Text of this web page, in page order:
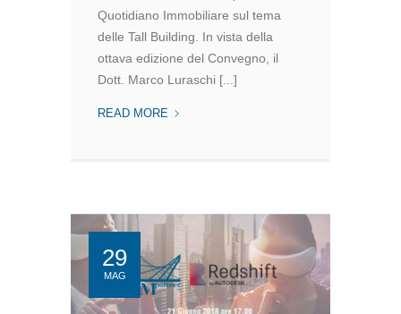
Quotidiano Immobiliare sul tema
delle Tall Building. In vista della
ottava edizione del Convegno, il
Dott. Marco Luraschi [...]
READ MORE
INNOVAZIONI
PROGETTUALI
NEL
MONDO
29
MAG